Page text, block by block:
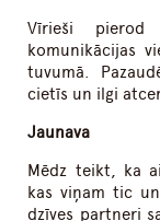
Vīrieši pierod
komunikācijas
tuvumā.
cietīs un ilgi
Jaunava
Mēdz teikt, ka
kas viņam tic
dzīves partneri